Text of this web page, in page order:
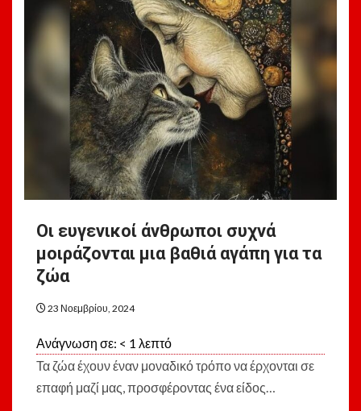
Οι ευγενικοί άνθρωποι συχνά
μοιράζονται μια βαθιά αγάπη για τα
ζώα
23 Νοεμβρίου, 2024
Ανάγνωση σε: < 1 λεπτό
Τα ζώα έχουν έναν μοναδικό τρόπο να έρχονται σε
επαφή μαζί μας, προσφέροντας ένα είδος…